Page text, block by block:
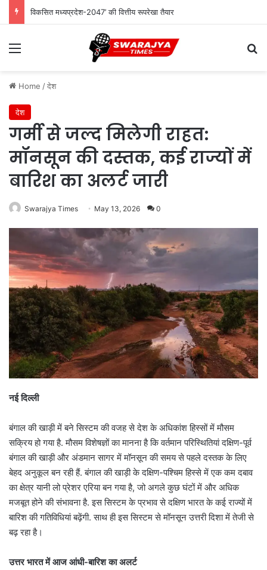
विकसित मध्यप्रदेश-2047’ की वित्तीय रूपरेखा तैयार
Menu
Home /देश
देश
गर्मी से जल्द मिलेगी राहत:
मॉनसून की दस्तक, कई राज्यों में
बारिश का अलर्ट जारी
Swarajya Times May 13, 2026 0
नई दिल्ली
बंगाल की खाड़ी में बने सिस्टम की वजह से देश के अधिकांश हिस्सों में मौसम
सक्रिय हो गया है. मौसम विशेषज्ञों का मानना है कि वर्तमान परिस्थितियां दक्षिण-पूर्व
बंगाल की खाड़ी और अंडमान सागर में मॉनसून की समय से पहले दस्तक के लिए
बेहद अनुकूल बन रही हैं. बंगाल की खाड़ी के दक्षिण-पश्चिम हिस्से में एक कम दबाव
का क्षेत्र यानी लो प्रेशर एरिया बन गया है, जो अगले कुछ घंटों में और अधिक
मजबूत होने की संभावना है. इस सिस्टम के प्रभाव से दक्षिण भारत के कई राज्यों में
बारिश की गतिविधियां बढ़ेंगी. साथ ही इस सिस्टम से मॉनसून उत्तरी दिशा में तेजी से
बढ़ रहा है।
उत्तर भारत में आज आंधी-बारिश का अलर्ट